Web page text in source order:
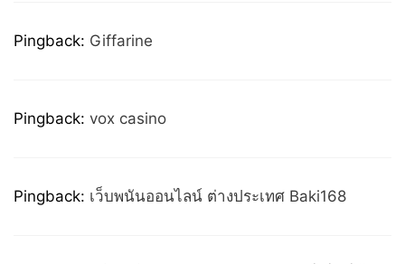
Pingback: Giffarine
Pingback: vox casino
Pingback: เว็บพนันออนไลน์ ต่างประเทศ Baki168